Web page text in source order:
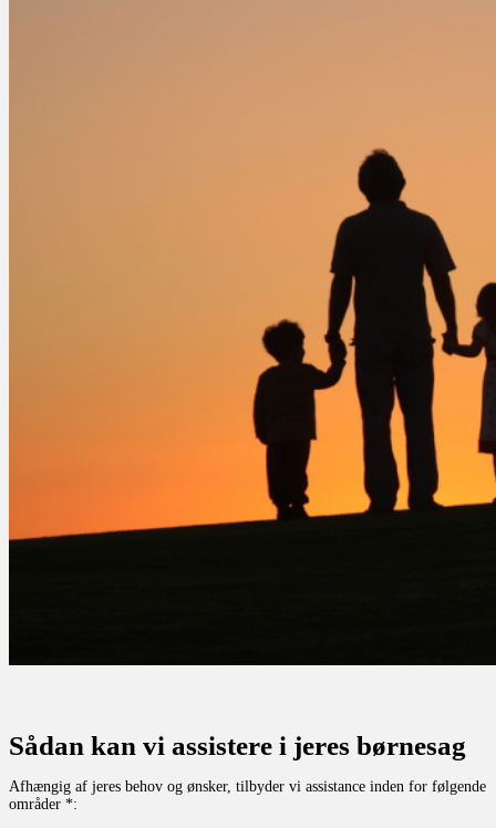
Sådan kan vi assistere i jeres børnesag
Afhængig af jeres behov og ønsker, tilbyder vi assistance inden for følgende
områder *: